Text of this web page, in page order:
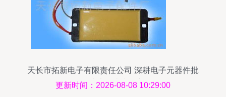
天长市拓新电子有限责任公司 深耕电子元器件批
发，打造未分类产品新标杆
更新时间：2026-08-08 10:29:00